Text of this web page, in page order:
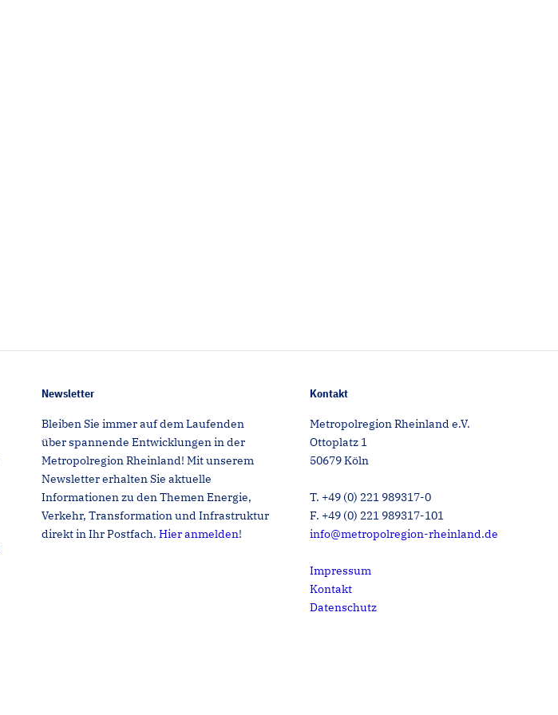
Newsletter
Bleiben Sie immer auf dem Laufenden
über spannende Entwicklungen in der
Metropolregion Rheinland! Mit unserem
Newsletter erhalten Sie aktuelle
Informationen zu den Themen Energie,
Verkehr, Transformation und Infrastruktur
direkt in Ihr Postfach. Hier anmelden!
Kontakt
Metropolregion Rheinland e.V.
Ottoplatz 1
50679 Köln
T. +49 (0) 221 989317-0
F. +49 (0) 221 989317-101
info@metropolregion-rheinland.de
Impressum
Kontakt
Datenschutz